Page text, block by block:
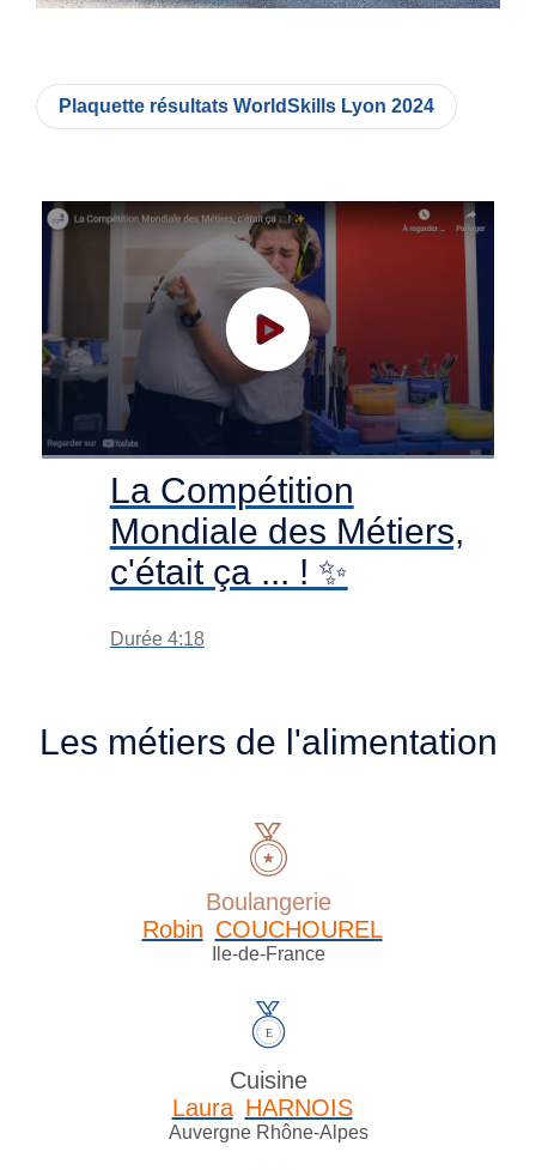
Photos
Contactez-nous
Questions fréquentes
Actualités
Espace presse
Inscription à la newsletter
Espace membres
Plaquette résultats WorldSkills Lyon 2024
La Compétition
Mondiale des Métiers,
c'était ça ... ! ✨
Durée 4:18
Les métiers de l'alimentation
Boulangerie
Robin COUCHOUREL
Ile-de-France
Cuisine
Laura HARNOIS
Auvergne Rhône-Alpes